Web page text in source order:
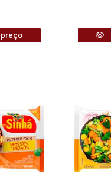
preço